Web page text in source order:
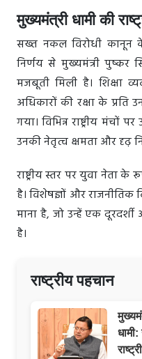
मुख्यमंत्री धामी की
सख्त नकल विरोधी कानून
निर्णय से मुख्यमंत्री पुष्कर
मजबूती मिली है। शिक्षा
अधिकारों की रक्षा के प्रति
गया। विभिन्न राष्ट्रीय
उनकी नेतृत्व क्षमता और दृढ़
राष्ट्रीय स्तर पर युवा
है। विशेषज्ञों और
माना है, जो उन्हें एक
है।
राष्ट्रीय पहचान